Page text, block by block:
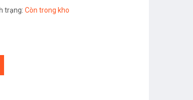
trạng:Còn trong kho